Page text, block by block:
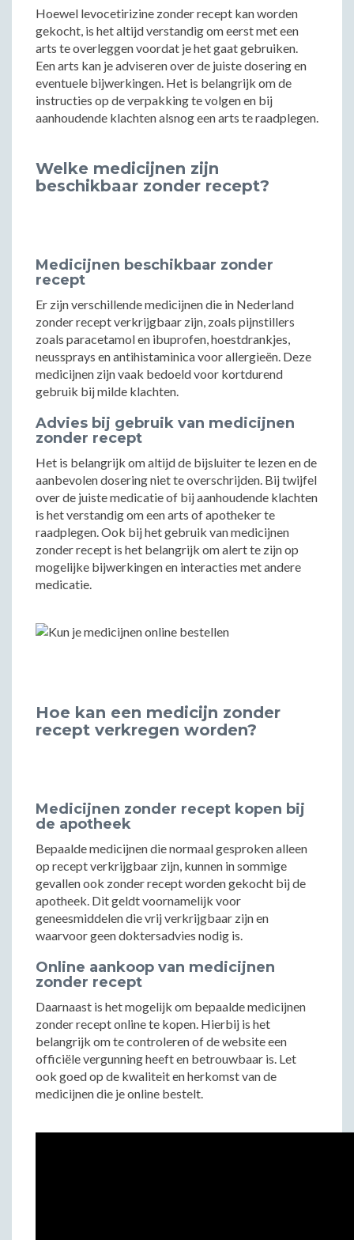
Hoewel levocetirizine zonder recept kan worden
gekocht, is het altijd verstandig om eerst met een
arts te overleggen voordat je het gaat gebruiken.
Een arts kan je adviseren over de juiste dosering en
eventuele bijwerkingen. Het is belangrijk om de
instructies op de verpakking te volgen en bij
aanhoudende klachten alsnog een arts te raadplegen.
Welke medicijnen zijn
beschikbaar zonder recept?
Medicijnen beschikbaar zonder
recept
Er zijn verschillende medicijnen die in Nederland
zonder recept verkrijgbaar zijn, zoals pijnstillers
zoals paracetamol en ibuprofen, hoestdrankjes,
neussprays en antihistaminica voor allergieën. Deze
medicijnen zijn vaak bedoeld voor kortdurend
gebruik bij milde klachten.
Advies bij gebruik van medicijnen
zonder recept
Het is belangrijk om altijd de bijsluiter te lezen en de
aanbevolen dosering niet te overschrijden. Bij twijfel
over de juiste medicatie of bij aanhoudende klachten
is het verstandig om een arts of apotheker te
raadplegen. Ook bij het gebruik van medicijnen
zonder recept is het belangrijk om alert te zijn op
mogelijke bijwerkingen en interacties met andere
medicatie.
Hoe kan een medicijn zonder
recept verkregen worden?
Medicijnen zonder recept kopen bij
de apotheek
Bepaalde medicijnen die normaal gesproken alleen
op recept verkrijgbaar zijn, kunnen in sommige
gevallen ook zonder recept worden gekocht bij de
apotheek. Dit geldt voornamelijk voor
geneesmiddelen die vrij verkrijgbaar zijn en
waarvoor geen doktersadvies nodig is.
Online aankoop van medicijnen
zonder recept
Daarnaast is het mogelijk om bepaalde medicijnen
zonder recept online te kopen. Hierbij is het
belangrijk om te controleren of de website een
officiële vergunning heeft en betrouwbaar is. Let
ook goed op de kwaliteit en herkomst van de
medicijnen die je online bestelt.